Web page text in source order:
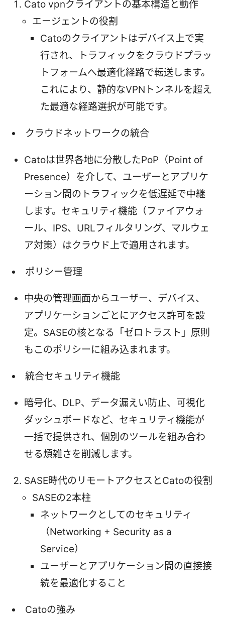
Cato vpnクライアントの基本構造と動作
エージェントの役割
Catoのクライアントはデバイス上で実
行され、トラフィックをクラウドプラッ
トフォームへ最適化経路で転送します。
これにより、静的なVPNトンネルを超え
た最適な経路選択が可能です。
クラウドネットワークの統合
Catoは世界各地に分散したPoP（Point of
Presence）を介して、ユーザーとアプリケ
ーション間のトラフィックを低遅延で中継
します。セキュリティ機能（ファイアウォ
ール、IPS、URLフィルタリング、マルウェ
ア対策）はクラウド上で適用されます。
ポリシー管理
中央の管理画面からユーザー、デバイス、
アプリケーションごとにアクセス許可を設
定。SASEの核となる「ゼロトラスト」原則
もこのポリシーに組み込まれます。
統合セキュリティ機能
暗号化、DLP、データ漏えい防止、可視化
ダッシュボードなど、セキュリティ機能が
一括で提供され、個別のツールを組み合わ
せる煩雑さを削減します。
SASE時代のリモートアクセスとCatoの役割
SASEの2本柱
ネットワークとしてのセキュリティ
（Networking + Security as a
Service）
ユーザーとアプリケーション間の直接接
続を最適化すること
Catoの強み